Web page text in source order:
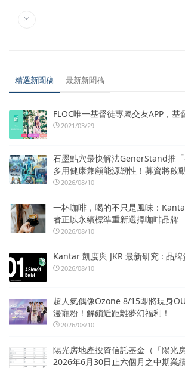
精選新聞稿 最新新聞稿
FLOC唯一基督徒專屬交友APP，基
2021/03/29
石墨點穴最快解法GenerStand推
多用健康兼顧能源韌性！募資將啟
2026/08/10
一杯咖啡，喝的不只是風味：
者正以永續標準重新選擇咖啡品牌
2026/08/10
Kantar 凱度與 JKR 最新研究 : 品
2026/08/10
超人氣偶像Ozone 8/15即將現身
漫寵粉！解鎖近距離夢幻福利！
2026/08/10
陽光房地產投資信託基金（「陽光
2026年6月30日止六個月之中期業